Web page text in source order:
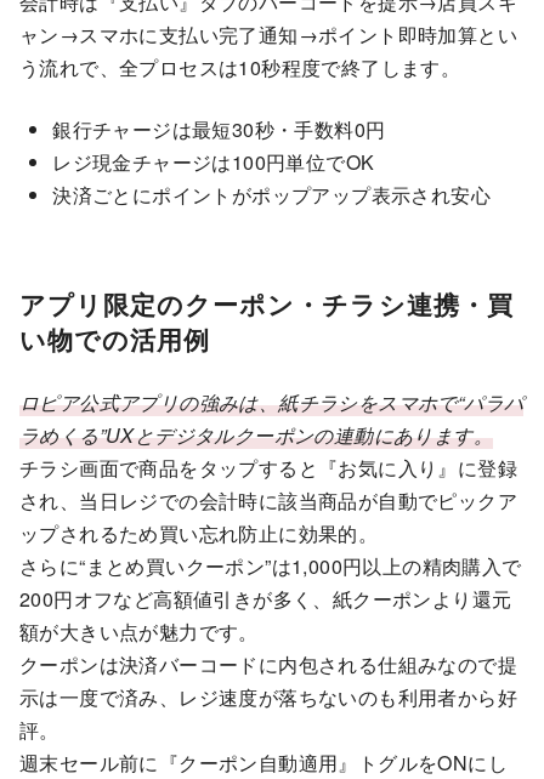
ャン→スマホに支払い完了通知→ポイント即時加算とい
う流れで、全プロセスは10秒程度で終了します。
銀行チャージは最短30秒・手数料0円
レジ現金チャージは100円単位でOK
決済ごとにポイントがポップアップ表示され安心
アプリ限定のクーポン・チラシ連携・買
い物での活用例
ロピア公式アプリの強みは、紙チラシをスマホで“パラパ
ラめくる”UXとデジタルクーポンの連動にあります。
チラシ画面で商品をタップすると『お気に入り』に登録
され、当日レジでの会計時に該当商品が自動でピックア
ップされるため買い忘れ防止に効果的。
さらに“まとめ買いクーポン”は1,000円以上の精肉購入で
200円オフなど高額値引きが多く、紙クーポンより還元
額が大きい点が魅力です。
クーポンは決済バーコードに内包される仕組みなので提
示は一度で済み、レジ速度が落ちないのも利用者から好
評。
週末セール前に『クーポン自動適用』トグルをONにし